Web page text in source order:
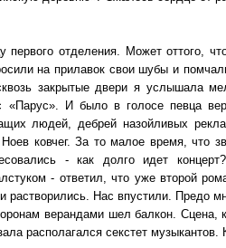
отделения. Может оттого,
на прилавок свои шубы и
закрытые двери я услышала
«Парус». И было в голосе певца
людей, дебрей назойливых
ковчег. За то малое время, что
- как долго идет
- ответил, что уже второй
растворились. Нас впустили. Предо
верандами шел балкон. Сцена,
располагался секстет музыкантов.